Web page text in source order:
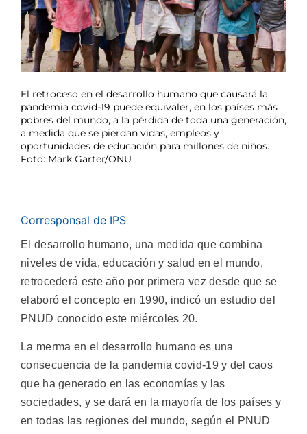
El retroceso en el desarrollo humano que causará la
pandemia covid-19 puede equivaler, en los países más
pobres del mundo, a la pérdida de toda una generación,
a medida que se pierdan vidas, empleos y
oportunidades de educación para millones de niños.
Foto: Mark Garter/ONU
Corresponsal de IPS
El desarrollo humano, una medida que combina
niveles de vida, educación y salud en el mundo,
retrocederá este año por primera vez desde que se
elaboró el concepto en 1990, indicó un estudio del
PNUD conocido este miércoles 20.
La merma en el desarrollo humano es una
consecuencia de la pandemia covid-19 y del caos
que ha generado en las economías y las
sociedades, y se dará en la mayoría de los países y
en todas las regiones del mundo, según el PNUD